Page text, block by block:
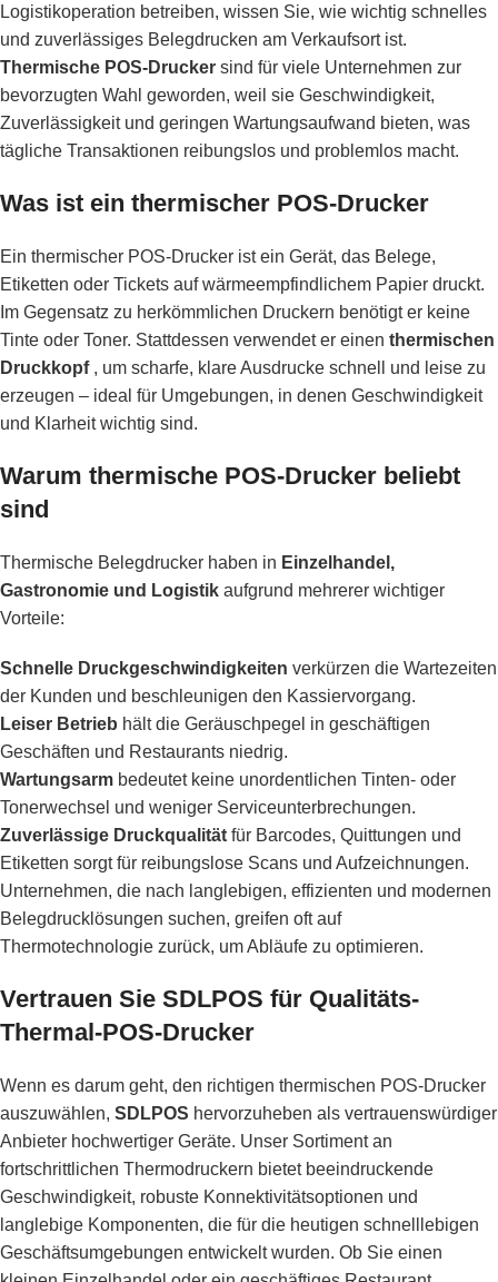
Logistikoperation betreiben, wissen Sie, wie wichtig schnelles
und zuverlässiges Belegdrucken am Verkaufsort ist.
Thermische POS-Drucker sind für viele Unternehmen zur
bevorzugten Wahl geworden, weil sie Geschwindigkeit,
Zuverlässigkeit und geringen Wartungsaufwand bieten, was
tägliche Transaktionen reibungslos und problemlos macht.
Was ist ein thermischer POS-Drucker
Ein thermischer POS-Drucker ist ein Gerät, das Belege,
Etiketten oder Tickets auf wärmeempfindlichem Papier druckt.
Im Gegensatz zu herkömmlichen Druckern benötigt er keine
Tinte oder Toner. Stattdessen verwendet er einen thermischen
Druckkopf, um scharfe, klare Ausdrucke schnell und leise zu
erzeugen – ideal für Umgebungen, in denen Geschwindigkeit
und Klarheit wichtig sind.
Warum thermische POS-Drucker beliebt
sind
Thermische Belegdrucker haben in Einzelhandel,
Gastronomie und Logistik aufgrund mehrerer wichtiger
Vorteile:
Schnelle Druckgeschwindigkeiten verkürzen die Wartezeiten
der Kunden und beschleunigen den Kassiervorgang.
Leiser Betrieb hält die Geräuschpegel in geschäftigen
Geschäften und Restaurants niedrig.
Wartungsarm bedeutet keine unordentlichen Tinten- oder
Tonerwechsel und weniger Serviceunterbrechungen.
Zuverlässige Druckqualität für Barcodes, Quittungen und
Etiketten sorgt für reibungslose Scans und Aufzeichnungen.
Unternehmen, die nach langlebigen, effizienten und modernen
Belegdrucklösungen suchen, greifen oft auf
Thermotechnologie zurück, um Abläufe zu optimieren.
Vertrauen Sie SDLPOS für Qualitäts-
Thermal-POS-Drucker
Wenn es darum geht, den richtigen thermischen POS-Drucker
auszuwählen, SDLPOS hervorzuheben als vertrauenswürdiger
Anbieter hochwertiger Geräte. Unser Sortiment an
fortschrittlichen Thermodruckern bietet beeindruckende
Geschwindigkeit, robuste Konnektivitätsoptionen und
langlebige Komponenten, die für die heutigen schnelllebigen
Geschäftsumgebungen entwickelt wurden. Ob Sie einen